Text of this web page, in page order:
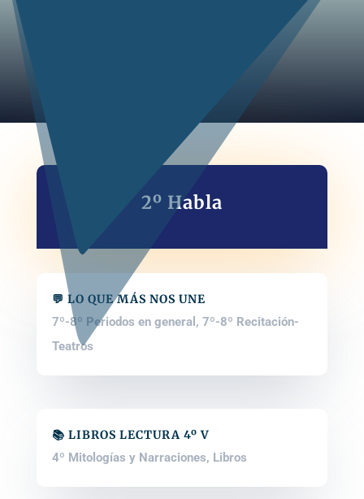
2º Habla
💬 LO QUE MÁS NOS UNE
7º-8º Periodos en general , 7º-8º Recitación-
Teatros
📚 LIBROS LECTURA 4º V
4º Mitologías y Narraciones, Libros